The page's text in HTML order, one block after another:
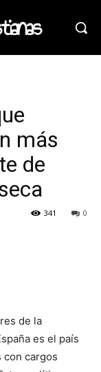
más
de
0
341
de la
es el país
cargos